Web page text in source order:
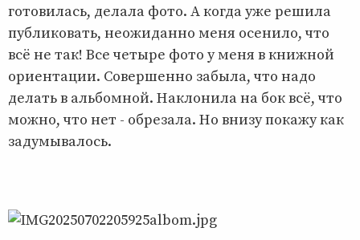
готовилась, делала фото. А когда уже решила
публиковать, неожиданно меня осенило, что
всё не так! Все четыре фото у меня в книжной
ориентации. Совершенно забыла, что надо
делать в альбомной. Наклонила на бок всё, что
можно, что нет - обрезала. Но внизу покажу как
задумывалось.